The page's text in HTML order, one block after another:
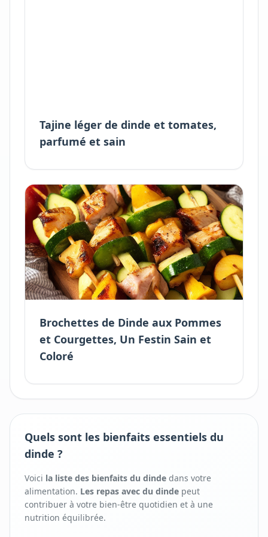
Tajine léger de dinde et tomates,
parfumé et sain
Brochettes de Dinde aux Pommes
et Courgettes, Un Festin Sain et
Coloré
Quels sont les bienfaits essentiels du
dinde ?
Voici la liste des bienfaits du dinde dans votre
alimentation. Les repas avec du dinde peut
contribuer à votre bien-être quotidien et à une
nutrition équilibrée.